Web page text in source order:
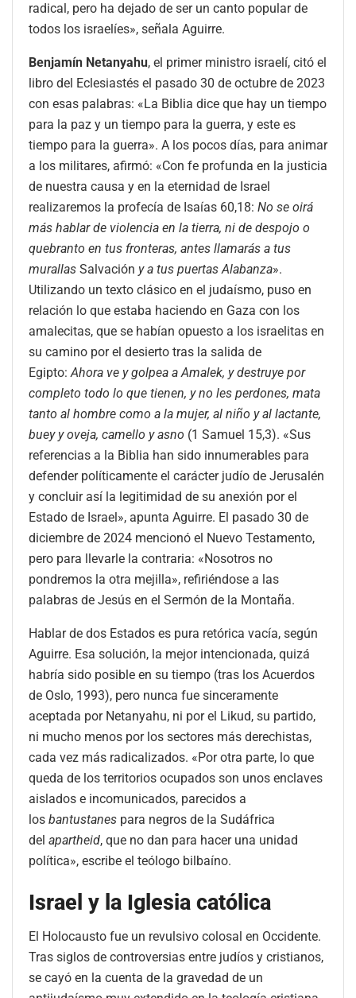
radical, pero ha dejado de ser un canto popular de
todos los israelíes», señala Aguirre.
Benjamín Netanyahu, el primer ministro israelí, citó el
libro del Eclesiastés el pasado 30 de octubre de 2023
con esas palabras: «La Biblia dice que hay un tiempo
para la paz y un tiempo para la guerra, y este es
tiempo para la guerra». A los pocos días, para animar
a los militares, afirmó: «Con fe profunda en la justicia
de nuestra causa y en la eternidad de Israel
realizaremos la profecía de Isaías 60,18: No se oirá
más hablar de violencia en la tierra, ni de despojo o
quebranto en tus fronteras, antes llamarás a tus
murallas Salvación y a tus puertas Alabanza».
Utilizando un texto clásico en el judaísmo, puso en
relación lo que estaba haciendo en Gaza con los
amalecitas, que se habían opuesto a los israelitas en
su camino por el desierto tras la salida de
Egipto:Ahora ve y golpea a Amalek, y destruye por
completo todo lo que tienen, y no les perdones, mata
tanto al hombre como a la mujer, al niño y al lactante,
buey y oveja, camello y asno (1 Samuel 15,3). «Sus
referencias a la Biblia han sido innumerables para
defender políticamente el carácter judío de Jerusalén
y concluir así la legitimidad de su anexión por el
Estado de Israel», apunta Aguirre. El pasado 30 de
diciembre de 2024 mencionó el Nuevo Testamento,
pero para llevarle la contraria: «Nosotros no
pondremos la otra mejilla», refiriéndose a las
palabras de Jesús en el Sermón de la Montaña.
Hablar de dos Estados es pura retórica vacía, según
Aguirre. Esa solución, la mejor intencionada, quizá
habría sido posible en su tiempo (tras los Acuerdos
de Oslo, 1993), pero nunca fue sinceramente
aceptada por Netanyahu, ni por el Likud, su partido,
ni mucho menos por los sectores más derechistas,
cada vez más radicalizados. «Por otra parte, lo que
queda de los territorios ocupados son unos enclaves
aislados e incomunicados, parecidos a
los bantustanes para negros de la Sudáfrica
del apartheid, que no dan para hacer una unidad
política», escribe el teólogo bilbaíno.
Israel y la Iglesia católica
El Holocausto fue un revulsivo colosal en Occidente.
Tras siglos de controversias entre judíos y cristianos,
se cayó en la cuenta de la gravedad de un